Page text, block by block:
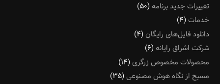
تغییرات جدید برنامه (۵۰)
خدمات(۴)
دانلود فایل‌های رایگان(۴)
شرکت اشراق رایانه (۶)
محصولات مخصوص زرگری(۱۴)
مسبح از نگاه هوش مصنوعی(۳۵)